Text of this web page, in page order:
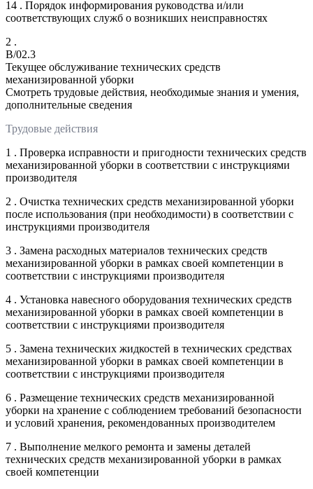
14 . Порядок информирования руководства и/или
соответствующих служб о возникших неисправностях
2 .
B/02.3
Текущее обслуживание технических средств
механизированной уборки
Смотреть трудовые действия, необходимые знания и умения,
дополнительные сведения
Трудовые действия
1 . Проверка исправности и пригодности технических средств
механизированной уборки в соответствии с инструкциями
производителя
2 . Очистка технических средств механизированной уборки
после использования (при необходимости) в соответствии с
инструкциями производителя
3 . Замена расходных материалов технических средств
механизированной уборки в рамках своей компетенции в
соответствии с инструкциями производителя
4 . Установка навесного оборудования технических средств
механизированной уборки в рамках своей компетенции в
соответствии с инструкциями производителя
5 . Замена технических жидкостей в технических средствах
механизированной уборки в рамках своей компетенции в
соответствии с инструкциями производителя
6 . Размещение технических средств механизированной
уборки на хранение с соблюдением требований безопасности
и условий хранения, рекомендованных производителем
7 . Выполнение мелкого ремонта и замены деталей
технических средств механизированной уборки в рамках
своей компетенции